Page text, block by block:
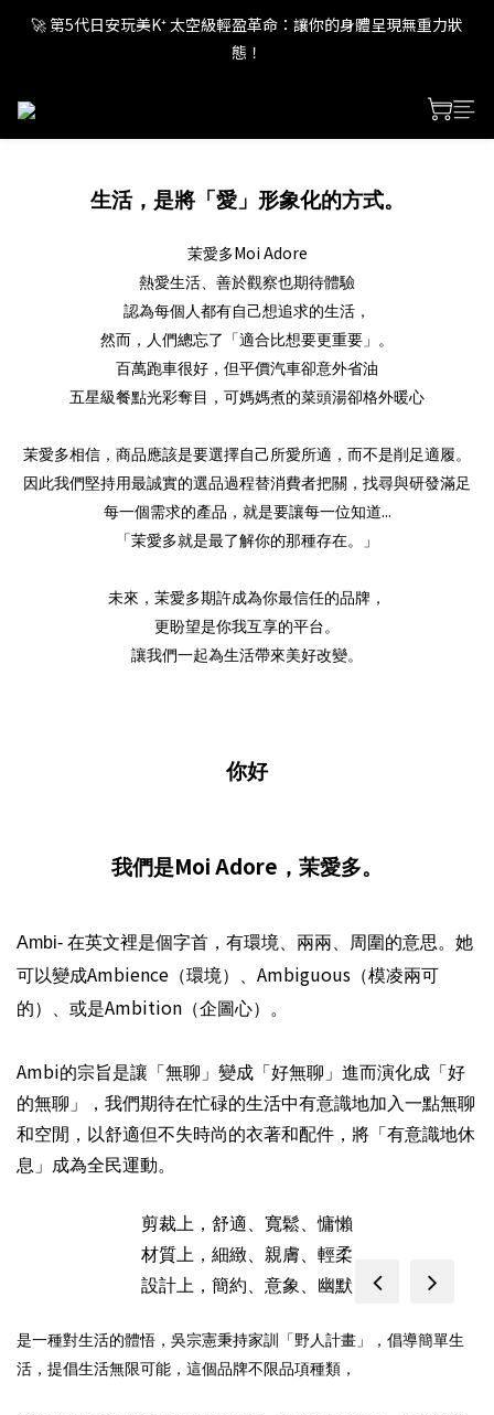
🚀 第5代日安玩美K⁺ 太空級輕盈革命：讓你的身體呈現無重力狀
態！
🚀 第5代日安玩美K⁺ 太空級輕盈革命：讓你的身體呈現無重力狀
態！
🚀 第5代日安玩美K⁺ 太空級輕盈革命：讓你的身體呈現無重力狀
生活，是將「愛」形象化的方式。
茉愛多Moi Adore
熱愛生活、善於觀察也期待體驗
認為每個人都有自己想追求的生活，
然而，人們總忘了「適合比想要更重要」。
百萬跑車很好，但平價汽車卻意外省油
五星級餐點光彩奪目，可媽媽煮的菜頭湯卻格外暖心
茉愛多相信，商品應該是要選擇自己所愛所適，而不是削足適履。
因此我們堅持用最誠實的選品過程替消費者把關，找尋與研發滿足
每一個需求的產品，就是要讓每一位知道...
「茉愛多就是最了解你的那種存在。」
未來，茉愛多期許成為你最信任的品牌，
更盼望是你我互享的平台。
讓我們一起為生活帶來美好改變。
你好
我們是Moi Adore ，茉愛多。
Ambi- 在英文裡是個字首，有環境、兩兩、周圍的意思。她
可以變成Ambience （環境）、 Ambiguous （模凌兩可
的）、或是Ambition （企圖心）。
Ambi的宗旨是讓「無聊」變成「好無聊」進而演化成「好
的無聊」，我們期待在忙碌的生活中有意識地加入一點無聊
和空閒，以舒適但不失時尚的衣著和配件，將「有意識地休
息」成為全民運動。
剪裁上，舒適、寬鬆、慵懶
材質上，細緻、親膚、輕柔
設計上，簡約、意象、幽默
prev next
是一種對生活的體悟，吳宗憲秉持家訓「野人計畫」，倡導簡單生
活，提倡生活無限可能，這個品牌不限品項種類，